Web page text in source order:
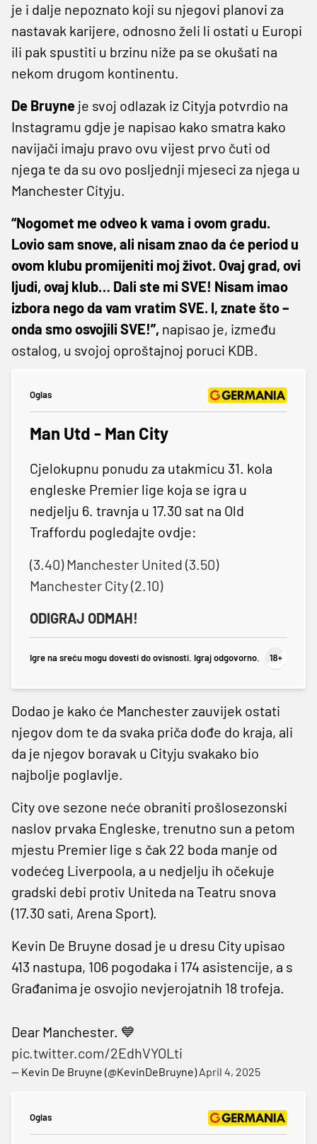
je i dalje nepoznato koji su njegovi planovi za
nastavak karijere, odnosno želi li ostati u Europi
ili pak spustiti u brzinu niže pa se okušati na
nekom drugom kontinentu.
De Bruyne je svoj odlazak iz Cityja potvrdio na
Instagramu gdje je napisao kako smatra kako
navijači imaju pravo ovu vijest prvo čuti od
njega te da su ovo posljednji mjeseci za njega u
Manchester Cityju.
“Nogomet me odveo k vama i ovom gradu.
Lovio sam snove, ali nisam znao da će period u
ovom klubu promijeniti moj život. Ovaj grad, ovi
ljudi, ovaj klub… Dali ste mi SVE! Nisam imao
izbora nego da vam vratim SVE. I, znate što –
onda smo osvojili SVE!”, napisao je, između
ostalog, u svojoj oproštajnoj poruci KDB.
Oglas
Man Utd - Man City
Cjelokupnu ponudu za utakmicu 31. kola
engleske Premier lige koja se igra u
nedjelju 6. travnja u 17.30 sat na Old
Traffordu pogledajte ovdje:
(3.40) Manchester United (3.50)
Manchester City (2.10)
ODIGRAJ ODMAH!
Igre na sreću mogu dovesti do ovisnosti. Igraj odgovorno.
Dodao je kako će Manchester zauvijek ostati
njegov dom te da svaka priča dođe do kraja, ali
da je njegov boravak u Cityju svakako bio
najbolje poglavlje.
City ove sezone neće obraniti prošlosezonski
naslov prvaka Engleske, trenutno sun a petom
mjestu Premier lige s čak 22 boda manje od
vodećeg Liverpoola, a u nedjelju ih očekuje
gradski debi protiv Uniteda na Teatru snova
(17.30 sati, Arena Sport).
Kevin De Bruyne dosad je u dresu City upisao
413 nastupa, 106 pogodaka i 174 asistencije, a s
Građanima je osvojio nevjerojatnih 18 trofeja.
Dear Manchester. 💙
pic.twitter.com/2EdhVYOLti
— Kevin De Bruyne (@KevinDeBruyne)April 4, 2025
Oglas